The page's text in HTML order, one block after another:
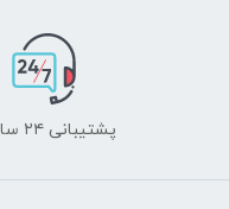
پشتیبانی ۲۴ ساعته